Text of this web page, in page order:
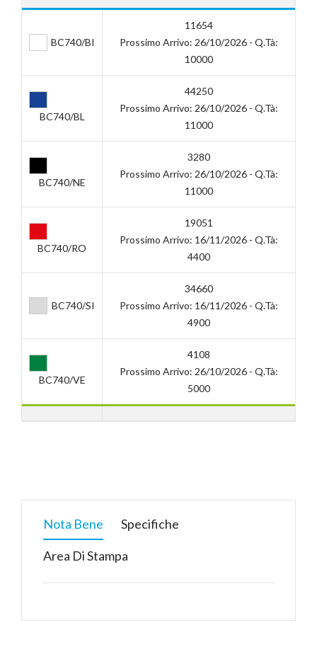
BC740/BI
11654
Prossimo Arrivo: 26/10/2026 - Q.tà:
10000
BC740/BL
44250
Prossimo Arrivo: 26/10/2026 - Q.tà:
11000
BC740/NE
3280
Prossimo Arrivo: 26/10/2026 - Q.tà:
11000
BC740/RO
19051
Prossimo Arrivo: 16/11/2026 - Q.tà:
4400
BC740/SI
34660
Prossimo Arrivo: 16/11/2026 - Q.tà:
4900
BC740/VE
4108
Prossimo Arrivo: 26/10/2026 - Q.tà:
5000
Nota Bene Specifiche
Area Di Stampa